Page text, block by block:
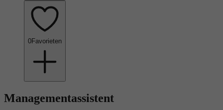
0Favorieten
Managementassistent